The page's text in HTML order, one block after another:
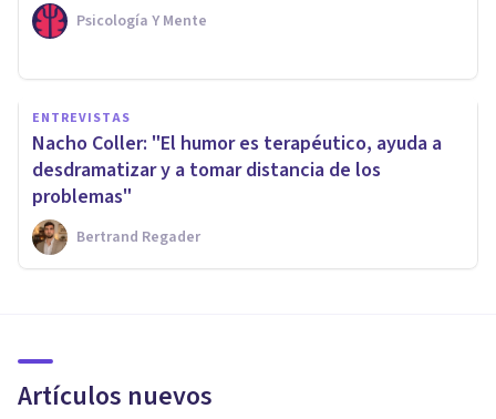
Psicología Y Mente
ENTREVISTAS
Nacho Coller: "El humor es terapéutico, ayuda a
desdramatizar y a tomar distancia de los
problemas"
Bertrand Regader
Artículos nuevos